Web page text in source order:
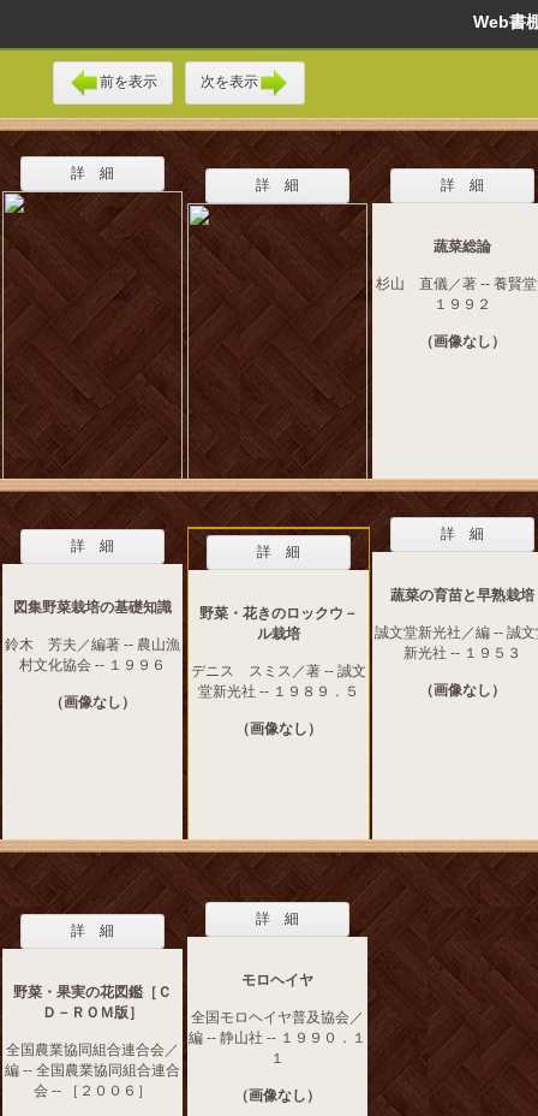
Web
前を表示 次を表示
詳 細
詳 細 詳 細
蔬菜総論
杉山 直儀／著 -- 養賢堂
１９９２
（画像なし）
詳 細
図集野菜栽培の基礎知識
鈴木 芳夫／編著 -- 農山漁
村文化協会 -- １９９６
（画像なし）
詳 細
野菜・花きのロックウ－
ル栽培
デニス スミス／著 -- 誠文
堂新光社 -- １９８９．５
（画像なし）
詳 細
蔬菜の育苗と早熟栽培
誠文堂新光社／編 -- 誠
新光社 -- １９５３
（画像なし）
詳 細
野菜・果実の花図鑑［Ｃ
Ｄ－ＲＯＭ版］
全国農業協同組合連合会／
編 -- 全国農業協同組合連合
会 -- ［２００６］
詳 細
モロヘイヤ
全国モロヘイヤ普及協会／
編 -- 静山社 -- １９９０．１
１
（画像なし）